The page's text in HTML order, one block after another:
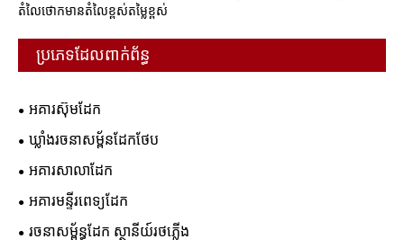
តំលៃថោកមានតំលៃខ្ពស់តម្លៃខ្ពស់
ប្រភេទដែលពាក់ព័ន្ធ
អគារស៊ុមដែក
ឃ្លាំងរចនាសម្ព័នដែកថែប
អគារសាលាដែក
អគារមន្ទីរពេទ្យដែក
រចនាសម្ព័ន្ធដែក ស្ថានីយ៍រថភ្លើង